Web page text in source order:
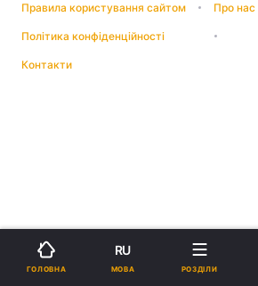
Правила користування сайтом Про нас
Політика конфіденційності
Контакти
ГОЛОВНА
RU
МОВА РОЗДІЛИ